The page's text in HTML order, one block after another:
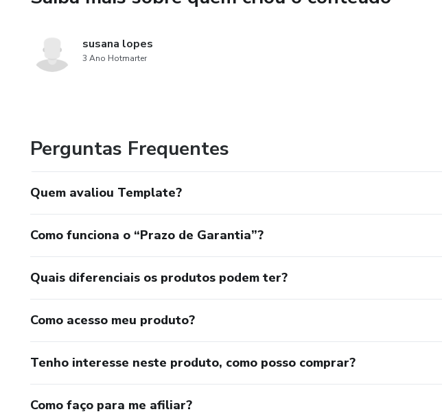
susana lopes
3 Ano Hotmarter
Perguntas Frequentes
Quem avaliou Template?
Como funciona o “Prazo de Garantia”?
Quais diferenciais os produtos podem ter?
Como acesso meu produto?
Tenho interesse neste produto, como posso comprar?
Como faço para me afiliar?